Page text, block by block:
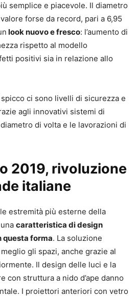
semplice e piacevole. Il diametro
forse da record, pari a 6,95
look nuovo e fresco: l’aumento di
rispetto al modello
positivi sia in relazione allo
ci sono livelli di sicurezza e
agli innovativi sistemi di
di volta e le lavorazioni di
2019, rivoluzione
italiane
estremità più esterne della
caratteristica di design
questa forma. La soluzione
gli spazi, anche grazie al
Il design delle luci e la
con struttura a nido d’ape danno
I proiettori anteriori con vetro